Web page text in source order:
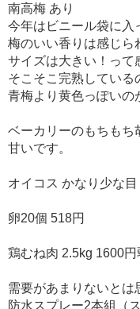
南高梅 あり
今年はビニール袋に入
梅のいい香りは感じら
サイズは大きい！って
そこそこ完熟している
青梅より黄色っぽいの
ベーカリーのもちもち
甘いです。
オイコス かなり少な目
卵20個 518円
鶏むね肉 2.5kg 1600円
需要があまりないとは
防水スプレー2本組（